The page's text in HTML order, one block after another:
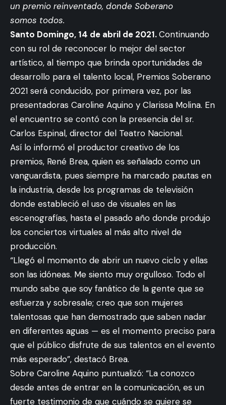
un premio reinventado, donde Soberano
somos todos.
Santo Domingo, 14 de abril de 2021.Continuando
con su rol de reconocer lo mejor del sector
artístico, al tiempo que brinda oportunidades de
desarrollo para el talento local, Premios Soberano
2021 será conducido, por primera vez, por las
presentadoras Caroline Aquino y Clarissa Molina. En
el encuentro se contó con la presencia del sr.
Carlos Espinal, director del Teatro Nacional.
Así lo informó el productor creativo de los
premios, René Brea, quien es señalado como un
vanguardista, pues siempre ha marcado pautas en
la industria, desde los programas de televisión
donde estableció el uso de visuales en las
escenografías, hasta el pasado año donde produjo
los conciertos virtuales al más alto nivel de
producción.
“Llegó el momento de abrir un nuevo ciclo y ellas
son las idóneas. Me siento muy orgulloso. Todo el
mundo sabe que soy fanático de la gente que se
esfuerza y sobresale; creo que son mujeres
talentosas que han demostrado que saben nadar
en diferentes aguas — es el momento preciso para
que el público disfrute de sus talentos en el evento
más esperado”, destacó Brea.
Sobre Caroline Aquino puntualizó: “La conozco
desde antes de entrar en la comunicación, es un
fuerte testimonio de que cuándo se quiere se